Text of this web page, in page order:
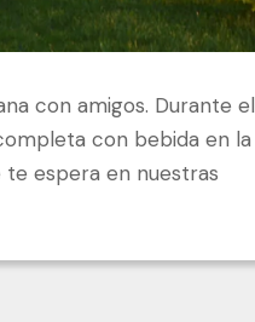
con amigos. Durante el
con bebida en la
te espera en nuestras